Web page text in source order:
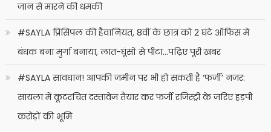
जान से मारने की धमकी
#SAYLA प्रिंसिपल की हैवानियत, 8वीं के छात्र को 2 घंटे ऑफिस में
बंधक बना मुर्गा बनाया, लात-घूंसों से पीटा…पढ़िए पूरी खबर
#SAYLA सावधान! आपकी जमीन पर भी हो सकती है ‘फर्जी’ नजर:
सायला में कूटरचित दस्तावेज तैयार कर फर्जी रजिस्ट्री के जरिए हड़पी
करोड़ों की भूमि